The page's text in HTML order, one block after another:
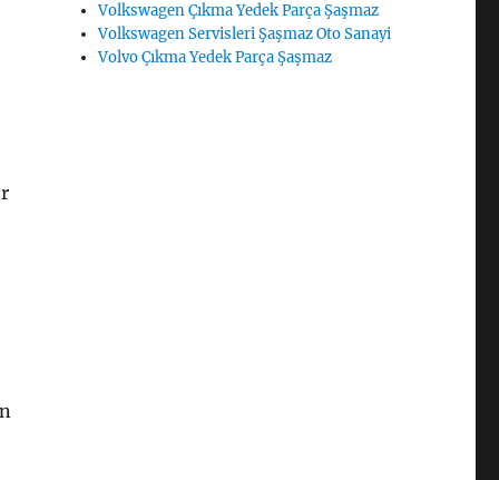
Volkswagen Çıkma Yedek Parça Şaşmaz
Volkswagen Servisleri Şaşmaz Oto Sanayi
Volvo Çıkma Yedek Parça Şaşmaz